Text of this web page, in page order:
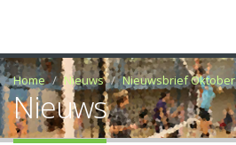
Home Nieuws Nieuwsbrief Oktober
Nieuws